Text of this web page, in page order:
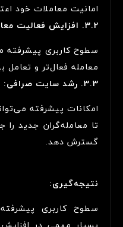
امانیت معاملات خود
3.2. افزایش فعالیت معاملاتی:
سطوح کاربری پیشرفته
معامله فعال‌تر و تعامل
3.3. رشد سایت صرافی:
امکانات پیشرفته
تا معامله‌گران جدید
گسترش دهد.
نتیجه‌گیری:
سطوح کاربری